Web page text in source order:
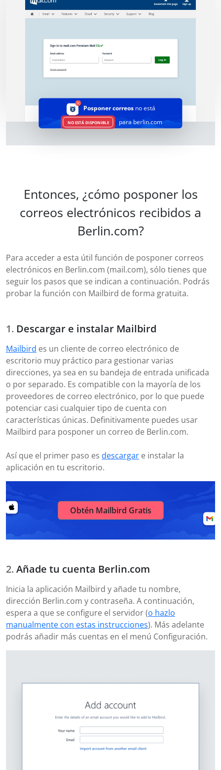
Posponer correos no está
NO ESTÁ DISPONIBLE para berlin.com
Entonces, ¿cómo posponer los
correos electrónicos recibidos a
Berlin.com?
Para acceder a esta útil función de posponer correos
electrónicos en Berlin.com (mail.com), sólo tienes que
seguir los pasos que se indican a continuación. Podrás
probar la función con Mailbird de forma gratuita.
Descargar e instalar Mailbird
Mailbird es un cliente de correo electrónico de
escritorio muy práctico para gestionar varias
direcciones, ya sea en su bandeja de entrada unificada
o por separado. Es compatible con la mayoría de los
proveedores de correo electrónico, por lo que puede
potenciar casi cualquier tipo de cuenta con
características únicas. Definitivamente puedes usar
Mailbird para posponer un correo de Berlin.com.
Así que el primer paso es descargar e instalar la
aplicación en tu escritorio.
Obtén Mailbird Gratis
Añade tu cuenta Berlin.com
Inicia la aplicación Mailbird y añade tu nombre,
dirección Berlin.com y contraseña. A continuación,
espera a que se configure el servidor (o hazlo
manualmente con estas instrucciones). Más adelante
podrás añadir más cuentas en el menú Configuración.